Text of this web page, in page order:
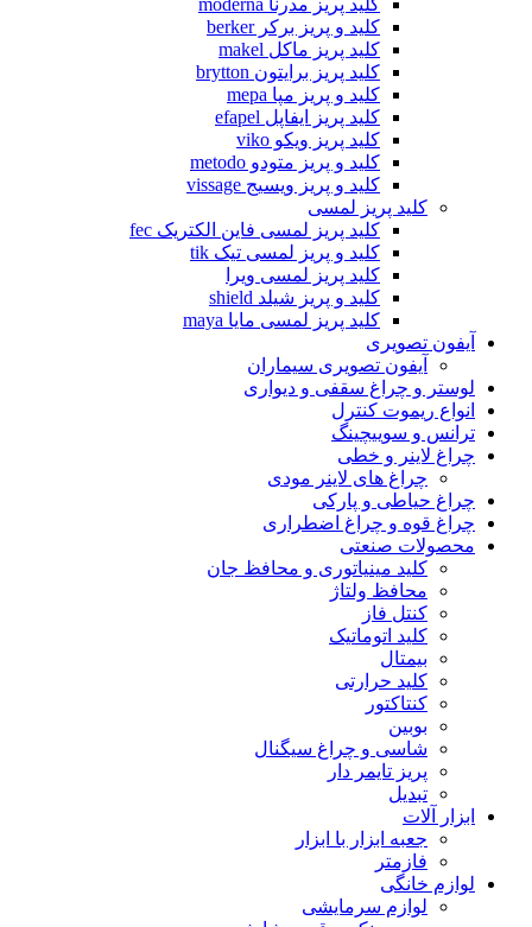
کلید و پریز برکر berker
کلید پریز ماکل makel
کلید پریز برایتون brytton
کلید و پریز مپا mepa
کلید پریز ایفاپل efapel
کلید پریز ویکو viko
کلید و پریز متودو metodo
کلید و پریز ویسیج vissage
کلید پریز لمسی
کلید پریز لمسی فاین الکتریک fec
کلید و پریز لمسی تیک tik
کلید پریز لمسی ویرا
کلید و پریز شیلد shield
کلید پریز لمسی مایا maya
آیفون تصویری
آیفون تصویری سیماران
لوستر و چراغ سقفی و دیواری
انواع ریموت کنترل
ترانس و سوییچینگ
چراغ لاینر و خطی
چراغ های لاینر مودی
چراغ حیاطی و پارکی
چراغ قوه و چراغ اضطراری
محصولات صنعتی
کلید مینیاتوری و محافظ جان
محافظ ولتاژ
کنتل فاز
کلید اتوماتیک
بیمتال
کلید حرارتی
کنتاکتور
بوبین
شاسی و چراغ سیگنال
پریز تایمر دار
تبدیل
ابزار آلات
جعبه ابزار با ابزار
فازمتر
لوازم خانگی
لوازم سرمایشی